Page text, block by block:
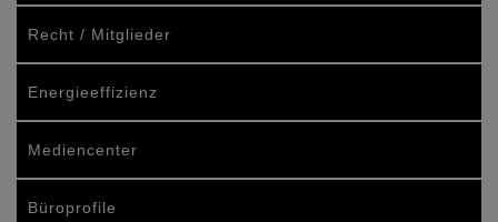
Recht / Mitglieder
Energieeffizienz
Mediencenter
Büroprofile